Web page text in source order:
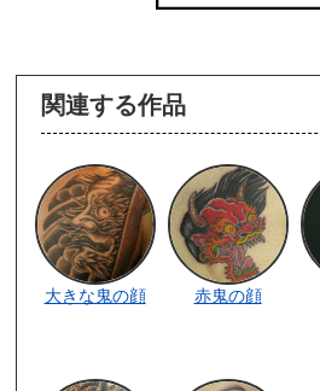
関連する作品
大きな鬼の顔 赤鬼の顔